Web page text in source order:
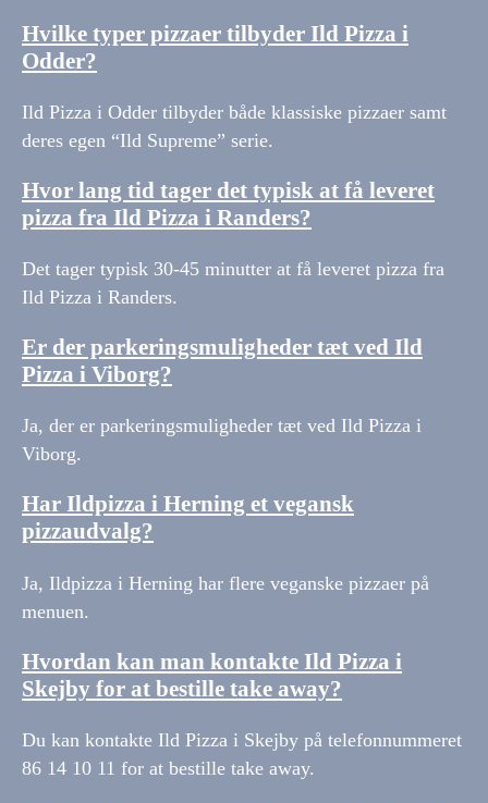
Hvilke typer pizzaer tilbyder Ild Pizza i
Odder?
Ild Pizza i Odder tilbyder både klassiske pizzaer samt
deres egen “Ild Supreme” serie.
Hvor lang tid tager det typisk at få leveret
pizza fra Ild Pizza i Randers?
Det tager typisk 30-45 minutter at få leveret pizza fra
Ild Pizza i Randers.
Er der parkeringsmuligheder tæt ved Ild
Pizza i Viborg?
Ja, der er parkeringsmuligheder tæt ved Ild Pizza i
Viborg.
Har Ildpizza i Herning et vegansk
pizzaudvalg?
Ja, Ildpizza i Herning har flere veganske pizzaer på
menuen.
Hvordan kan man kontakte Ild Pizza i
Skejby for at bestille take away?
Du kan kontakte Ild Pizza i Skejby på telefonnummeret
86 14 10 11 for at bestille take away.